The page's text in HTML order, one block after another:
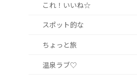
これ！いいね☆
スポット的な
ちょっと旅
温泉ラブ♡